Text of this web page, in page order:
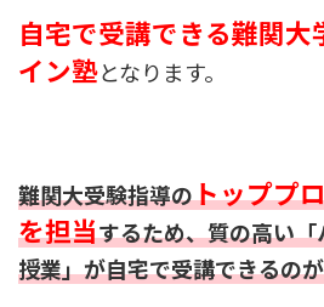
自宅で受講できる難関大
イン塾となります。
難関大受験指導のトッププ
を担当するため、質の高い
授業」が自宅で受講できるの